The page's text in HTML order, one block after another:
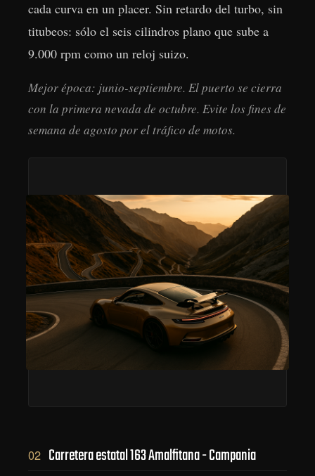
cada curva en un placer. Sin retardo del turbo, sin
titubeos: sólo el seis cilindros plano que sube a
9.000 rpm como un reloj suizo.
Mejor época: junio-septiembre. El puerto se cierra
con la primera nevada de octubre. Evite los fines de
semana de agosto por el tráfico de motos.
02 Carretera estatal 163 Amalfitana - Campania